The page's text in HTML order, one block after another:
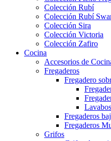
Colección Rubí
Colección Rubí
Colección Sira
Colección Victoria
Colección Zafiro
Cocina
Accesorios de
Fregaderos
Fregadero
Lavabos
Fregaderos
Fregaderos
Grifos